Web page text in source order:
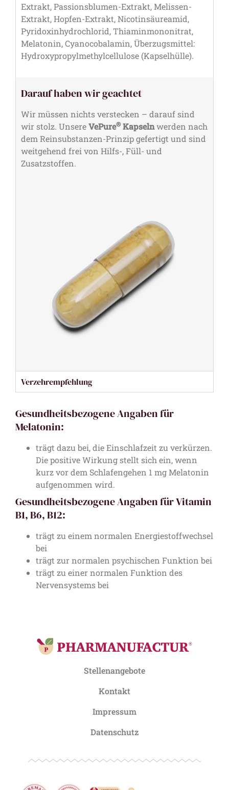
Extrakt, Passionsblumen-Extrakt, Melissen-
Extrakt, Hopfen-Extrakt, Nicotinsäureamid,
Pyridoxinhydrochlorid, Thiaminmononitrat,
Melatonin, Cyanocobalamin, Überzugsmittel:
Hydroxypropylmethylcellulose (Kapselhülle).
Darauf haben wir geachtet
Wir müssen nichts verstecken – darauf sind
wir stolz. UnsereVePure®Kapselnwerden nach
dem Reinsubstanzen-Prinzip gefertigt und sind
weitgehend frei von Hilfs-, Füll- und
Zusatzstoffen.
Verzehrempfehlung
Gesundheitsbezogene Angaben für
Melatonin:
trägt dazu bei, die Einschlafzeit zu verkürzen.
Die positive Wirkung stellt sich ein, wenn
kurz vor dem Schlafengehen 1 mg Melatonin
aufgenommen wird.
Gesundheitsbezogene Angaben für Vitamin
B1, B6, B12:
trägt zu einem normalen Energiestoffwechsel
bei
trägt zur normalen psychischen Funktion bei
trägt zu einer normalen Funktion des
Nervensystems bei
Stellenangebote
Kontakt
Impressum
Datenschutz